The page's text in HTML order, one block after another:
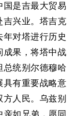
国是吉最大贸易
吉兴业。塔吉克
对塔进行历史
成果，将塔中战
总统别尔德穆哈
具有重要战略意
人民。乌兹别
如兄弟，愿同